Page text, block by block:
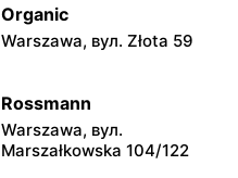
Żabka
73
Żabka
Organic
Warszawa, вул. Złota 59
Rossmann
Warszawa, вул.
Marszałkowska 104/122